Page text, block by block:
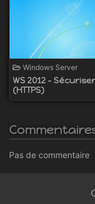
Windows Server
WS 2012 -
(HTTPS)
Pas de commentaire